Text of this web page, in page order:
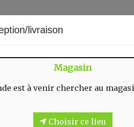
NOS VENTES DU MOMENT
livraison
Magasin
est à venir chercher au
Choisir ce lieu